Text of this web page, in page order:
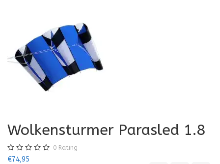
Wolkensturmer Parasled 1.8
0 Rating
€74,95